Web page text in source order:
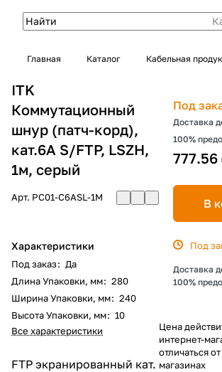
Главная Каталог Кабельная
ITK
Коммутационный
шнур (патч-корд),
кат.6A S/FTP, LSZH,
1м, серый
Арт. PC01-C6ASL-1M
Характеристики
Под заказ: Да
Длина Упаковки, мм: 280
Ширина Упаковки, мм: 240
Высота Упаковки, мм: 10
Все характеристики
FTP экранированный кат.
Под
Доставка
100%
В
Под
Доставка
100%
Цена
интернет-
отличаться
магазинах